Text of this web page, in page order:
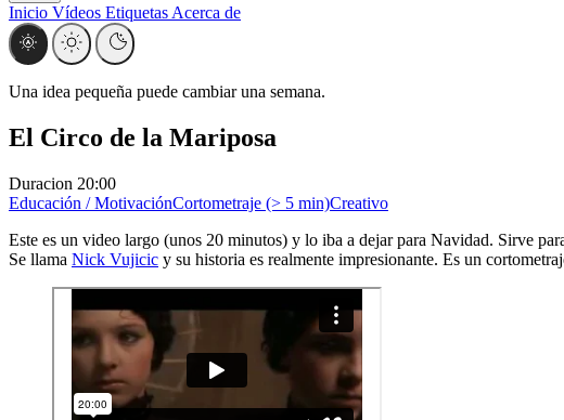
Inicio Vídeos Etiquetas Acerca de
Una idea pequeña puede cambiar una semana.
El Circo de la Mariposa
Duracion 20:00
Educación / MotivaciónCortometraje (> 5 min)Creativo
Este es un video largo (unos 20 minutos) y lo iba a dejar para Navidad. Sirve
Se llama Nick Vujicic y su historia es realmente impresionante. Es un